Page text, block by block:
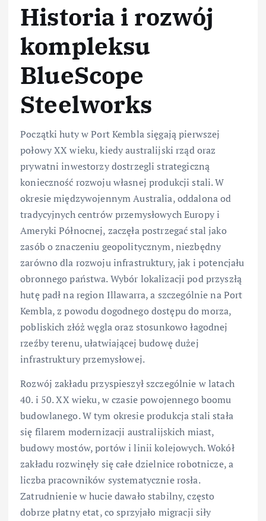
Historia i rozwój
kompleksu
BlueScope
Steelworks
Początki huty w Port Kembla sięgają pierwszej
połowy XX wieku, kiedy australijski rząd oraz
prywatni inwestorzy dostrzegli strategiczną
konieczność rozwoju własnej produkcji stali. W
okresie międzywojennym Australia, oddalona od
tradycyjnych centrów przemysłowych Europy i
Ameryki Północnej, zaczęła postrzegać stal jako
zasób o znaczeniu geopolitycznym, niezbędny
zarówno dla rozwoju infrastruktury, jak i potencjału
obronnego państwa. Wybór lokalizacji pod przyszłą
hutę padł na region Illawarra, a szczególnie na Port
Kembla, z powodu dogodnego dostępu do morza,
pobliskich złóż węgla oraz stosunkowo łagodnej
rzeźby terenu, ułatwiającej budowę dużej
infrastruktury przemysłowej.
Rozwój zakładu przyspieszył szczególnie w latach
40. i 50. XX wieku, w czasie powojennego boomu
budowlanego. W tym okresie produkcja stali stała
się filarem modernizacji australijskich miast,
budowy mostów, portów i linii kolejowych. Wokół
zakładu rozwinęły się całe dzielnice robotnicze, a
liczba pracowników systematycznie rosła.
Zatrudnienie w hucie dawało stabilny, często
dobrze płatny etat, co sprzyjało migracji siły